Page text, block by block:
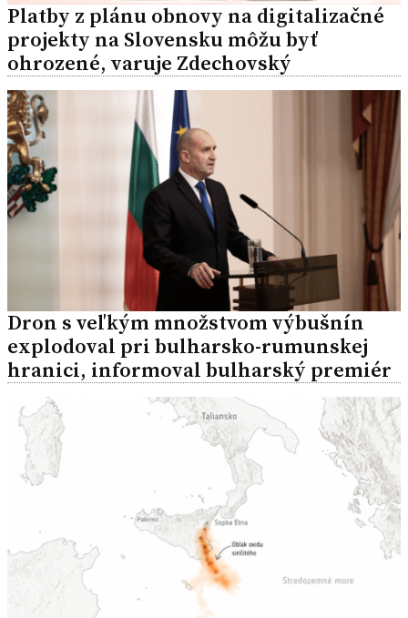
Platby z plánu obnovy na digitalizačné
projekty na Slovensku môžu byť
ohrozené, varuje Zdechovský
Dron s veľkým množstvom výbušnín
explodoval pri bulharsko-rumunskej
hranici, informoval bulharský premiér